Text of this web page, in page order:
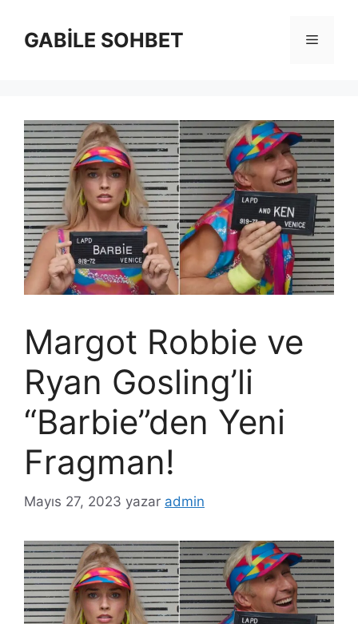
GABİLE SOHBET Menü
Margot Robbie ve
Ryan Gosling’li
“Barbie”den Yeni
Fragman!
Mayıs 27, 2023 yazar admin